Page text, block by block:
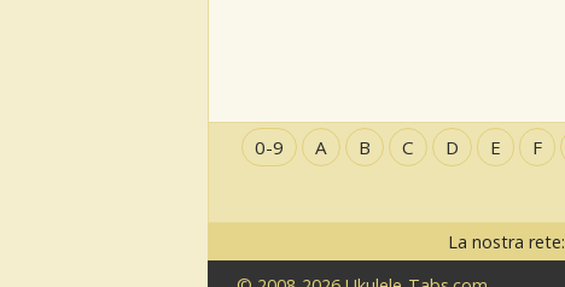
0-9 A B C D E F
La nostra rete: